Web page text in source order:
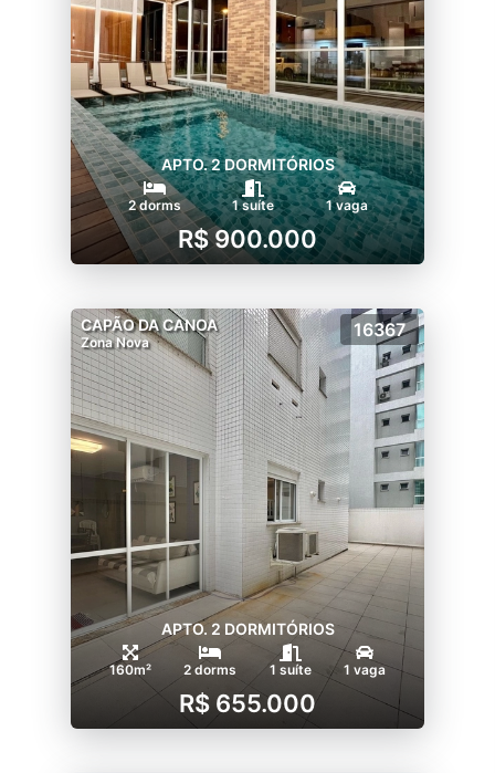
APTO. 2 DORMITÓRIOS
2 dorms 1 suíte 1 vaga
R$ 900.000
CAPÃO DA CANOA
Zona Nova
16367
APTO. 2 DORMITÓRIOS
160m² 2 dorms 1 suíte 1 vaga
R$ 655.000